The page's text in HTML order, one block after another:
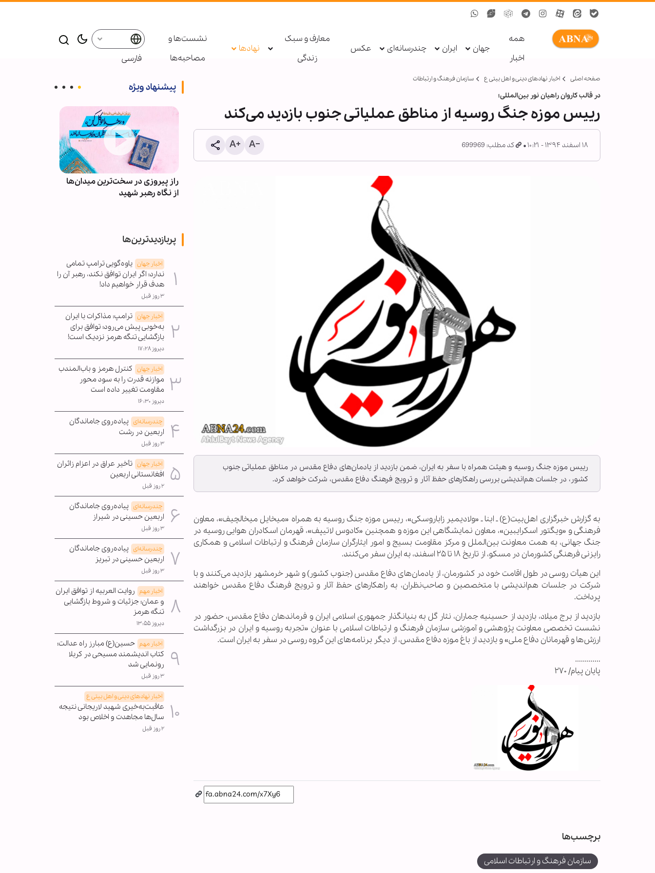
همه
اخبار
جهان ایران چندرسانه‌ای عکس
معارف و سبک
زندگی
نهادها
نشست‌ها و
مصاحبه‌ها
فارسی
صفحه اصلی اخبار نهادهای دینی و اهل بیتی ع سازمان فرهنگ و ارتباطات
در قالب کاروان راهیان نور بین‌المللی؛
رییس موزه جنگ روسیه از مناطق عملیاتی جنوب بازدید می‌کند
۱۸ اسفند ۱۳۹۴ - ۱۰:۲۱ کد مطلب: 699969
رییس موزه جنگ روسیه و هیئت همراه با سفر به ایران، ضمن بازدید از یادمان‌های دفاع مقدس در مناطق عملیاتی جنوب
کشور، در جلسات هم‌اندیشی بررسی راهکارهای حفظ آثار و ترویج فرهنگ دفاع مقدس، شرکت خواهد کرد.
به گزارش خبرگزاری اهل‌بیت(ع) ـ ابنا ـ «ولادیمیر زاباروسکی»، رییس موزه جنگ روسیه به همراه «میخایل میخالچیف»، معاون
فرهنگی و «ویگتور اسکرایبین»، معاون نمایشگاهی این موزه و همچنین «کادوس لاتیپف»، قهرمان اسکادران هوایی روسیه در
جنگ جهانی، به همت معاونت بین‌الملل و مرکز مقاومت بسیج و امور ایثارگران سازمان فرهنگ و ارتباطات اسلامی و همکاری
رایزنی فرهنگی کشورمان در مسکو، از تاریخ ۱۸ تا ۲۵ اسفند، به ایران سفر می‌کنند.
این هیأت روسی در طول اقامت خود در کشورمان، از یادمان‌های دفاع مقدس (جنوب کشور) و شهر خرمشهر بازدید می‌کنند و با
شرکت در جلسات هم‌اندیشی با متخصصین و صاحب‌نظران، به راهکارهای حفظ آثار و ترویج فرهنگ دفاع مقدس خواهند
پرداخت.
بازدید از برج میلاد، بازدید از حسینیه جماران، نثار گل به بنیانگذار جمهوری اسلامی ایران و فرماندهان دفاع مقدس، حضور در
نشست تخصصی معاونت پژوهشی و آموزشی سازمان فرهنگ و ارتباطات اسلامی با عنوان «تجربه روسیه و ایران در بزرگداشت
ارزش‌ها و قهرمانان دفاع ملی» و بازدید از باغ موزه دفاع مقدس، از دیگر برنامه‌های این گروه روسی در سفر به ایران است.
.............
پایان پیام/ ۲۷۰
برچسب‌ها
سازمان فرهنگ و ارتباطات اسلامی
پیشنهاد ویژه
راز پیروزی در سخت‌ترین میدان‌ها
از نگاه رهبر شهید
پربازدیدترین‌ها
اخبار جهان یاوه‌گویی ترامپ تمامی
ندارد؛ اگر ایران توافق نکند، رهبر آن را
هدف قرار خواهیم داد!
۳ روز قبل
اخبار جهان ترامپ: مذاکرات با ایران
به‌خوبی پیش می‌رود؛ توافق برای
بازگشایی تنگه هرمز نزدیک است!
دیروز ۱۷:۲۸
اخبار جهان کنترل هرمز و باب‌المندب
موازنه قدرت را به سود محور
مقاومت تغییر داده است
دیروز ۱۶:۳۰
چندرسانه‌ای پیاده‌روی جاماندگان
اربعین در رشت
۳ روز قبل
اخبار جهان تأخیر عراق در اعزام زائران
افغانستانی اربعین
۲ روز قبل
چندرسانه‌ای پیاده‌روی جاماندگان
اربعین حسینی در شیراز
۳ روز قبل
چندرسانه‌ای پیاده‌روی جاماندگان
اربعین حسینی در تبریز
۳ روز قبل
اخبار مهم روایت العربیه از توافق ایران
و عمان؛ جزئیات و شروط بازگشایی
تنگه هرمز
دیروز ۱۳:۵۵
اخبار مهم حسین(ع) مبارز راه عدالت؛
کتاب اندیشمند مسیحی در کربلا
رونمایی شد
۳ روز قبل
اخبار نهادهای دینی و اهل بیتی ع
عاقبت‌به‌خیری شهید لاریجانی نتیجه
سال‌ها مجاهدت و اخلاص بود
۲ روز قبل